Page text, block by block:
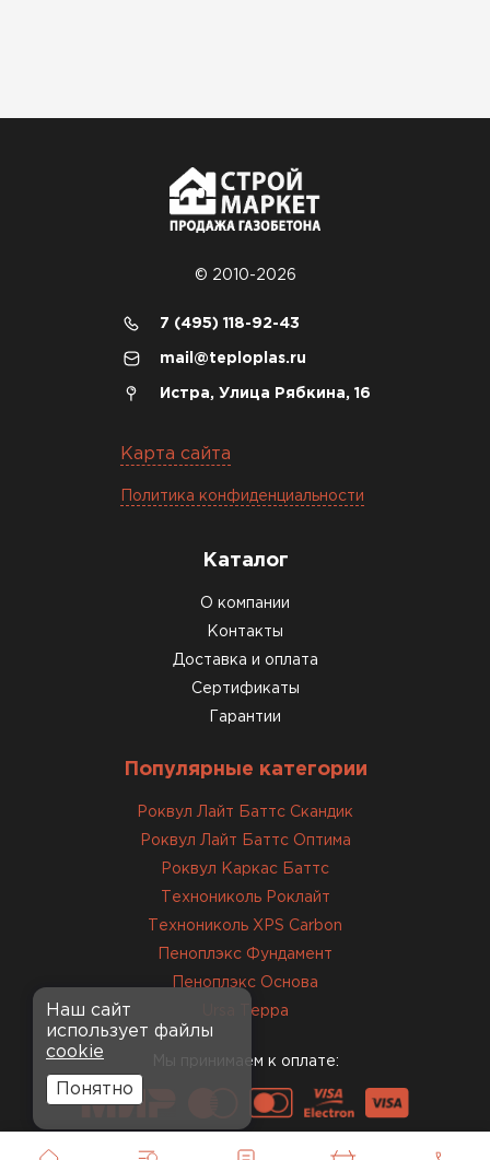
© 2010-2026
7 (495) 118-92-43
mail@teploplas.ru
Истра, Улица Рябкина, 16
Карта сайта
Политика конфиденциальности
Каталог
О компании
Контакты
Доставка и оплата
Сертификаты
Гарантии
Популярные категории
Роквул Лайт Баттс Скандик
Роквул Лайт Баттс Оптима
Роквул Каркас Баттс
Технониколь Роклайт
Технониколь XPS Carbon
Пеноплэкс Фундамент
Пеноплэкс Основа
Ursa Терра
Мы принимаем к оплате:
Наш сайт
использует файлы
cookie
Понятно